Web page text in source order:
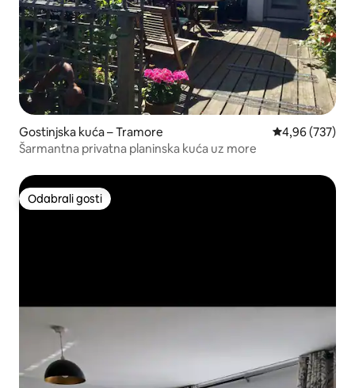
Gostinjska kuća – Tramore Prosječna
4,96 (737)
Šarmantna privatna planinska kuća uz more
Odabrali gosti
Odabrali gosti